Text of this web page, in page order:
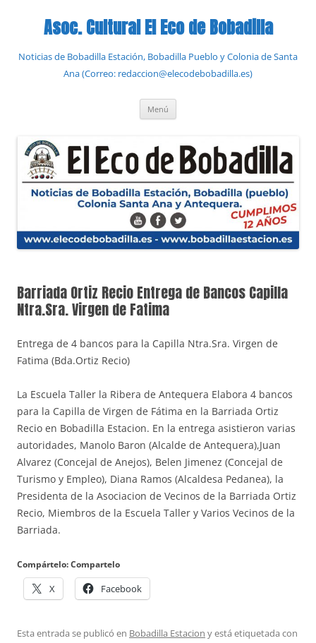
contenidoAsoc. Cultural El Eco de Bobadilla
Noticias de Bobadilla Estación, Bobadilla Pueblo y Colonia de Santa
Ana (Correo: redaccion@elecodebobadilla.es)
Menú
Barriada Ortiz Recio Entrega de Bancos Capilla
Ntra.Sra. Virgen de Fatima
Entrega de 4 bancos para la Capilla Ntra.Sra. Virgen de
Fatima (Bda.Ortiz Recio)
La Escuela Taller la Ribera de Antequera Elabora 4 bancos
para la Capilla de Virgen de Fátima en la Barriada Ortiz
Recio en Bobadilla Estacion. En la entrega asistieron varias
autoridades, Manolo Baron (Alcalde de Antequera),Juan
Alvarez (Concejal de Anejos), Belen Jimenez (Concejal de
Turismo y Empleo), Diana Ramos (Alcaldesa Pedanea), la
Presidenta de la Asociacion de Vecinos de la Barriada Ortiz
Recio, Miembros de la Escuela Taller y Varios Vecinos de la
Barriada.
Compártelo: Compartelo
X Facebook
Esta entrada se publicó en Bobadilla Estacion y está etiquetada con